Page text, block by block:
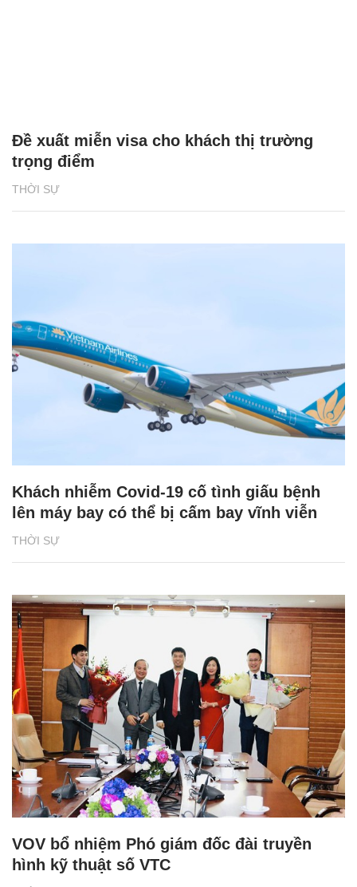
THỜI SỰ
Đề xuất miễn visa cho khách thị trường
trọng điểm
THỜI SỰ
Khách nhiễm Covid-19 cố tình giấu bệnh
lên máy bay có thể bị cấm bay vĩnh viễn
VOV bổ nhiệm Phó giám đốc đài truyền
hình kỹ thuật số VTC